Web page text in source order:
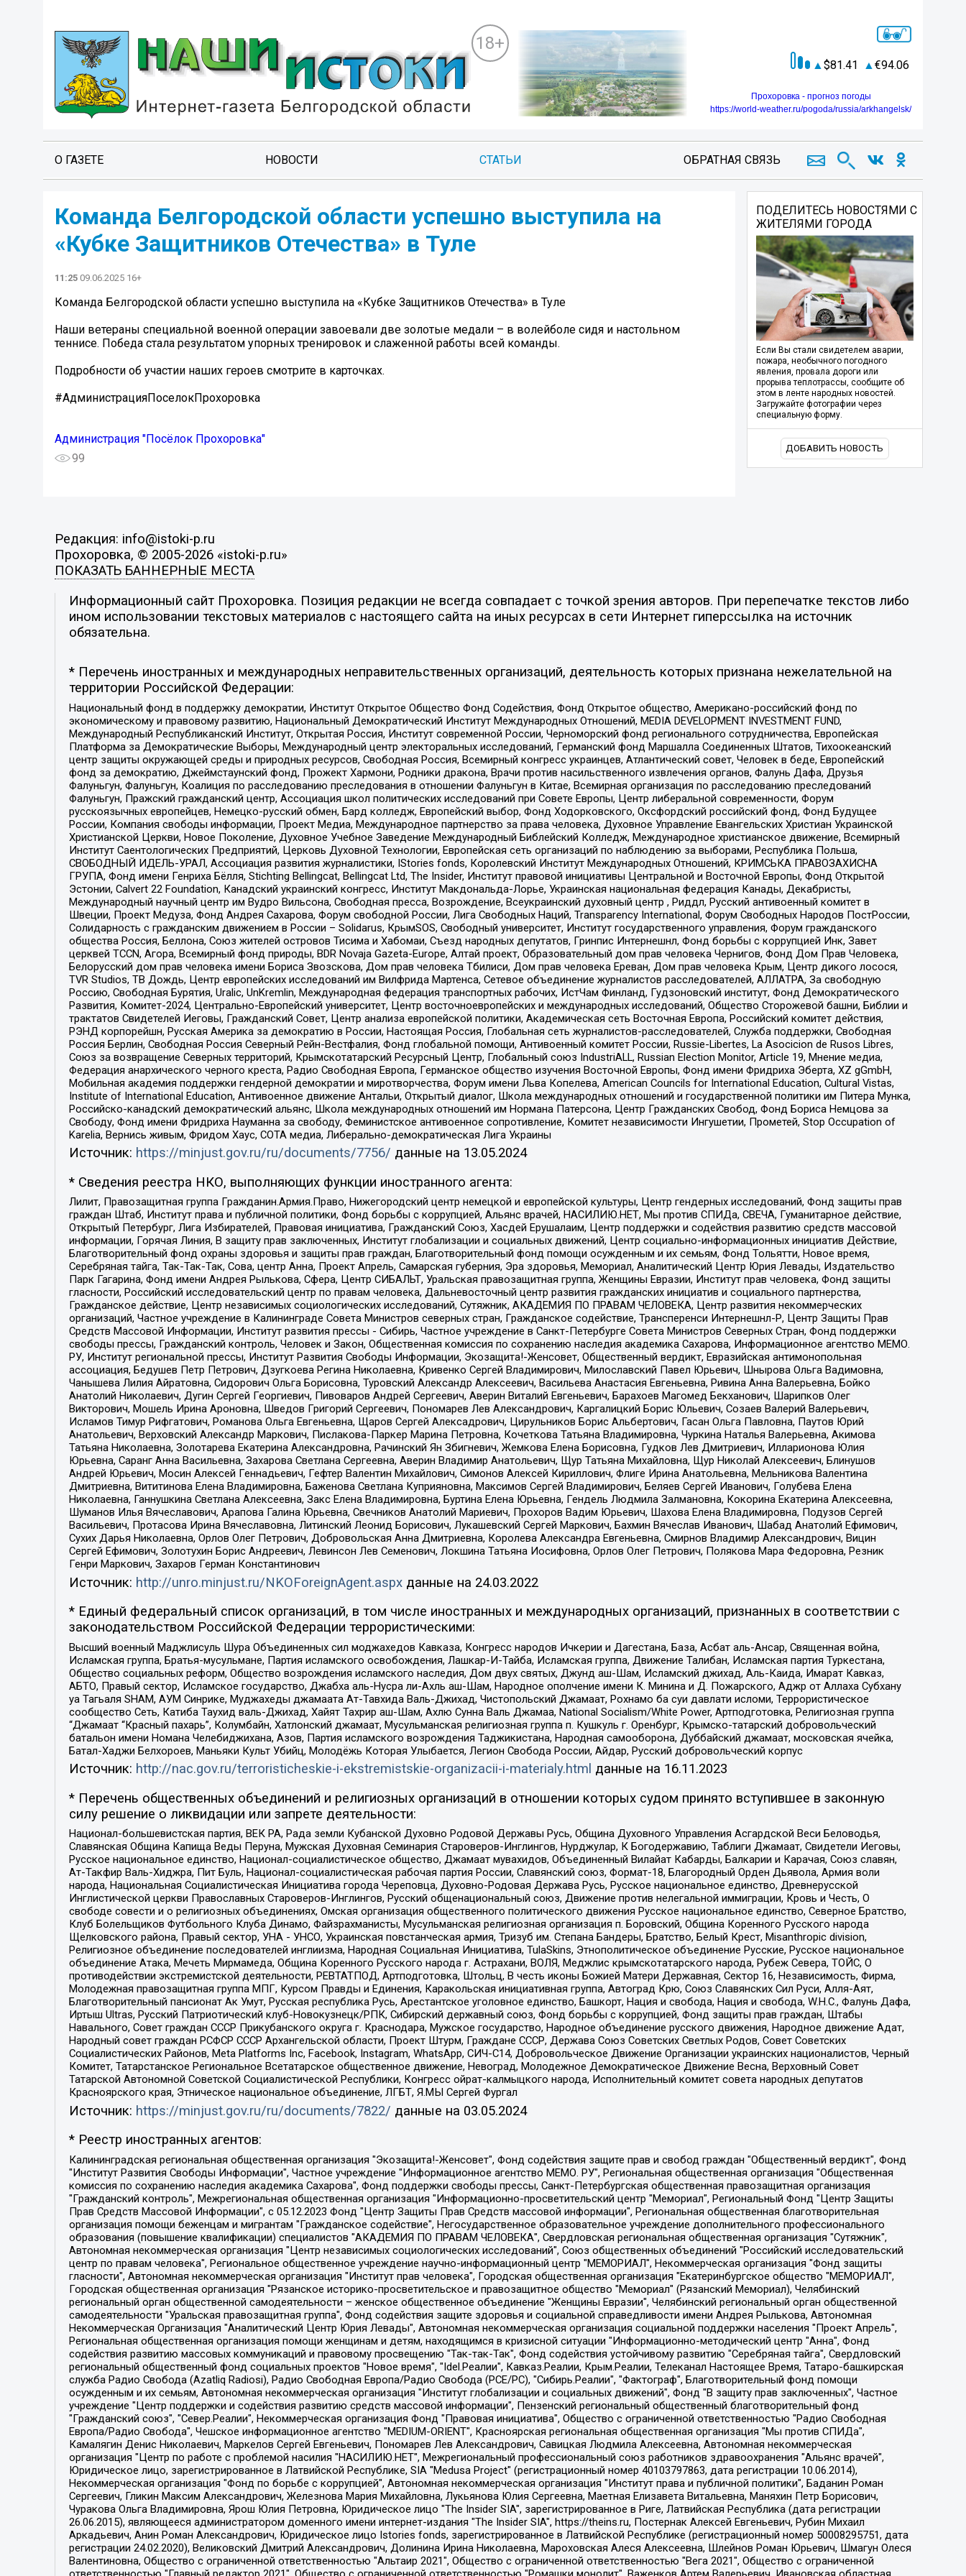
18+
81.41 94.06
Прохоровка - прогноз погоды
https://world-weather.ru/pogoda/russia/arkhangelsk/
О ГАЗЕТЕ НОВОСТИ СТАТЬИ ОБРАТНАЯ СВЯЗЬ
Команда Белгородской области успешно выступила на
«Кубке Защитников Отечества» в Туле
11:25 09.06.2025 16+
Команда Белгородской области успешно выступила на «Кубке Защитников Отечества» в Туле
Наши ветераны специальной военной операции завоевали две золотые медали – в волейболе сидя и настольном
теннисе. Победа стала результатом упорных тренировок и слаженной работы всей команды.
Подробности об участии наших героев смотрите в карточках.
#АдминистрацияПосeлокПрохоровка
Администрация "Посёлок Прохоровка"
99
ПОДЕЛИТЕСЬ НОВОСТЯМИ С
ЖИТЕЛЯМИ ГОРОДА
Если Вы стали свидетелем аварии,
пожара, необычного погодного
явления, провала дороги или
прорыва теплотрассы, сообщите об
этом в ленте народных новостей.
Загружайте фотографии через
специальную форму.
ДОБАВИТЬ НОВОСТЬ
Редакция: info@istoki-p.ru
Прохоровка, © 2005-2026 «istoki-p.ru»
ПОКАЗАТЬ БАННЕРНЫЕ МЕСТА
Информационный сайт Прохоровка. Позиция редакции не всегда совпадает с точкой зрения авторов. При перепечатке текстов либо
ином использовании текстовых материалов с настоящего сайта на иных ресурсах в сети Интернет гиперссылка на источник
обязательна.
* Перечень иностранных и международных неправительственных организаций, деятельность которых признана нежелательной на
территории Российской Федерации:
Национальный фонд в поддержку демократии, Институт Открытое Общество Фонд Содействия, Фонд Открытое общество, Американо-российский фонд по
экономическому и правовому развитию, Национальный Демократический Институт Международных Отношений, MEDIA DEVELOPMENT INVESTMENT FUND,
Международный Республиканский Институт, Открытая Россия, Институт современной России, Черноморский фонд регионального сотрудничества, Европейская
Платформа за Демократические Выборы, Международный центр электоральных исследований, Германский фонд Маршалла Соединенных Штатов, Тихоокеанский
центр защиты окружающей среды и природных ресурсов, Свободная Россия, Всемирный конгресс украинцев, Атлантический совет, Человек в беде, Европейский
фонд за демократию, Джеймстаунский фонд, Прожект Хармони, Родники дракона, Врачи против насильственного извлечения органов, Фалунь Дафа, Друзья
Фалуньгун, Фалуньгун, Коалиция по расследованию преследования в отношении Фалуньгун в Китае, Всемирная организация по расследованию преследований
Фалуньгун, Пражский гражданский центр, Ассоциация школ политических исследований при Совете Европы, Центр либеральной современности, Форум
русскоязычных европейцев, Немецко-русский обмен, Бард колледж, Европейский выбор, Фонд Ходорковского, Оксфордский российский фонд, Фонд Будущее
России, Компания свободы информации, Проект Медиа, Международное партнерство за права человека, Духовное Управление Евангельских Христиан Украинской
Христианской Церкви, Новое Поколение, Духовное Учебное Заведение Международный Библейский Колледж, Международное христианское движение, Всемирный
Институт Саентологических Предприятий, Церковь Духовной Технологии, Европейская сеть организаций по наблюдению за выборами, Республика Польша,
СВОБОДНЫЙ ИДЕЛЬ-УРАЛ, Ассоциация развития журналистики, IStories fonds, Королевский Институт Международных Отношений, КРИМСЬКА ПРАВОЗАХИСНА
ГРУПА, Фонд имени Генриха Бёлля, Stichting Bellingcat, Bellingcat Ltd, The Insider, Институт правовой инициативы Центральной и Восточной Европы, Фонд Открытой
Эстонии, Calvert 22 Foundation, Канадский украинский конгресс, Институт Макдональда-Лорье, Украинская национальная федерация Канады, Декабристы,
Международный научный центр им Вудро Вильсона, Свободная пресса, Возрождение, Всеукраинский духовный центр , Риддл, Русский антивоенный комитет в
Швеции, Проект Медуза, Фонд Андрея Сахарова, Форум свободной России, Лига Свободных Наций, Transparеncy International, Форум Свободных Народов ПостРоссии,
Солидарность с гражданским движением в России – Solidarus, КрымSOS, Свободный университет, Институт государственного управления, Форум гражданского
общества Россия, Беллона, Союз жителей островов Тисима и Хабомаи, Съезд народных депутатов, Гринпис Интернешнл, Фонд борьбы с коррупцией Инк, Завет
церквей TCCN, Агора, Всемирный фонд природы, BDR Novaja Gazeta-Europe, Алтай проект, Образовательный дом прав человека Чернигов, Фонд Дом Прав Человека,
Белорусский дом прав человека имени Бориса Звозскова, Дом прав человека Тбилиси, Дом прав человека Ереван, Дом прав человека Крым, Центр дикого лосося,
TVR Studios, ТВ Дождь, Центр европейских исследований им Вилфрида Мартенса, Сетевое объединение журналистов расследователей, АЛЛАТРА, За свободную
Россию, Свободная Бурятия, Uralic, UnKremlin, Международная федерация транспортных рабочих, ИстЧам Финланд, Гудзоновский институт, Фонд Демократического
Развития, Комитет-2024, Центрально-Европейский университет, Центр восточноевропейских и международных исследований, Общество Сторожевой башни, Библии и
трактатов Свидетелей Иеговы, Гражданский Совет, Центр анализа европейской политики, Академическая сеть Восточная Европа, Российский комитет действия,
РЭНД корпорейшн, Русская Америка за демократию в России, Настоящая Россия, Глобальная сеть журналистов-расследователей, Служба поддержки, Свободная
Россия Берлин, Свободная Россия Северный Рейн-Вестфалия, Фонд глобальной помощи, Антивоенный комитет России, Russie-Libertes, La Asocicion de Rusos Libres,
Союз за возвращение Северных территорий, Крымскотатарский Ресурсный Центр, Глобальный союз IndustriALL, Russian Election Monitor, Article 19, Мнение медиа,
Федерация анархического черного креста, Радио Свободная Европа, Германское общество изучения Восточной Европы, Фонд имени Фридриха Эберта, XZ gGmbH,
Мобильная академия поддержки гендерной демократии и миротворчества, Форум имени Льва Копелева, American Councils for International Education, Cultural Vistas,
Institute of International Education, Антивоенное движение Антальи, Открытый диалог, Школа международных отношений и государственной политики им Питера Мунка,
Российско-канадский демократический альянс, Школа международных отношений им Нормана Патерсона, Центр Гражданских Свобод, Фонд Бориса Немцова за
Свободу, Фонд имени Фридриха Науманна за свободу, Феминистское антивоенное сопротивление, Комитет независимости Ингушетии, Прометей, Stop Occupation of
Karelia, Вернись живым, Фридом Хаус, СОТА медиа, Либерально-демократическая Лига Украины
Источник: https://minjust.gov.ru/ru/documents/7756/ данные на 13.05.2024
* Сведения реестра НКО, выполняющих функции иностранного агента:
Лилит, Правозащитная группа Гражданин.Армия.Право, Нижегородский центр немецкой и европейской культуры, Центр гендерных исследований, Фонд защиты прав
граждан Штаб, Институт права и публичной политики, Фонд борьбы с коррупцией, Альянс врачей, НАСИЛИЮ.НЕТ, Мы против СПИДа, СВЕЧА, Гуманитарное действие,
Открытый Петербург, Лига Избирателей, Правовая инициатива, Гражданский Союз, Хасдей Ерушалаим, Центр поддержки и содействия развитию средств массовой
информации, Горячая Линия, В защиту прав заключенных, Институт глобализации и социальных движений, Центр социально-информационных инициатив Действие,
Благотворительный фонд охраны здоровья и защиты прав граждан, Благотворительный фонд помощи осужденным и их семьям, Фонд Тольятти, Новое время,
Серебряная тайга, Так-Так-Так, Сова, центр Анна, Проект Апрель, Самарская губерния, Эра здоровья, Мемориал, Аналитический Центр Юрия Левады, Издательство
Парк Гагарина, Фонд имени Андрея Рылькова, Сфера, Центр СИБАЛЬТ, Уральская правозащитная группа, Женщины Евразии, Институт прав человека, Фонд защиты
гласности, Российский исследовательский центр по правам человека, Дальневосточный центр развития гражданских инициатив и социального партнерства,
Гражданское действие, Центр независимых социологических исследований, Сутяжник, АКАДЕМИЯ ПО ПРАВАМ ЧЕЛОВЕКА, Центр развития некоммерческих
организаций, Частное учреждение в Калининграде Совета Министров северных стран, Гражданское содействие, Трансперенси Интернешнл-Р, Центр Защиты Прав
Средств Массовой Информации, Институт развития прессы - Сибирь, Частное учреждение в Санкт-Петербурге Совета Министров Северных Стран, Фонд поддержки
свободы прессы, Гражданский контроль, Человек и Закон, Общественная комиссия по сохранению наследия академика Сахарова, Информационное агентство МЕМО.
РУ, Институт региональной прессы, Институт Развития Свободы Информации, Экозащита!-Женсовет, Общественный вердикт, Евразийская антимонопольная
ассоциация, Бедушев Петр Петрович, Дзугкоева Регина Николаевна, Кривенко Сергей Владимирович, Милославский Павел Юрьевич, Шнырова Ольга Вадимовна,
Чанышева Лилия Айратовна, Сидорович Ольга Борисовна, Туровский Александр Алексеевич, Васильева Анастасия Евгеньевна, Ривина Анна Валерьевна, Бойко
Анатолий Николаевич, Дугин Сергей Георгиевич, Пивоваров Андрей Сергеевич, Аверин Виталий Евгеньевич, Барахоев Магомед Бекханович, Шарипков Олег
Викторович, Мошель Ирина Ароновна, Шведов Григорий Сергеевич, Пономарев Лев Александрович, Каргалицкий Борис Юльевич, Созаев Валерий Валерьевич,
Исламов Тимур Рифгатович, Романова Ольга Евгеньевна, Щаров Сергей Алексадрович, Цирульников Борис Альбертович, Гасан Ольга Павловна, Паутов Юрий
Анатольевич, Верховский Александр Маркович, Пислакова-Паркер Марина Петровна, Кочеткова Татьяна Владимировна, Чуркина Наталья Валерьевна, Акимова
Татьяна Николаевна, Золотарева Екатерина Александровна, Рачинский Ян Збигневич, Жемкова Елена Борисовна, Гудков Лев Дмитриевич, Илларионова Юлия
Юрьевна, Саранг Анна Васильевна, Захарова Светлана Сергеевна, Аверин Владимир Анатольевич, Щур Татьяна Михайловна, Щур Николай Алексеевич, Блинушов
Андрей Юрьевич, Мосин Алексей Геннадьевич, Гефтер Валентин Михайлович, Симонов Алексей Кириллович, Флиге Ирина Анатольевна, Мельникова Валентина
Дмитриевна, Вититинова Елена Владимировна, Баженова Светлана Куприяновна, Максимов Сергей Владимирович, Беляев Сергей Иванович, Голубева Елена
Николаевна, Ганнушкина Светлана Алексеевна, Закс Елена Владимировна, Буртина Елена Юрьевна, Гендель Людмила Залмановна, Кокорина Екатерина Алексеевна,
Шуманов Илья Вячеславович, Арапова Галина Юрьевна, Свечников Анатолий Мариевич, Прохоров Вадим Юрьевич, Шахова Елена Владимировна, Подузов Сергей
Васильевич, Протасова Ирина Вячеславовна, Литинский Леонид Борисович, Лукашевский Сергей Маркович, Бахмин Вячеслав Иванович, Шабад Анатолий Ефимович,
Сухих Дарья Николаевна, Орлов Олег Петрович, Добровольская Анна Дмитриевна, Королева Александра Евгеньевна, Смирнов Владимир Александрович, Вицин
Сергей Ефимович, Золотухин Борис Андреевич, Левинсон Лев Семенович, Локшина Татьяна Иосифовна, Орлов Олег Петрович, Полякова Мара Федоровна, Резник
Генри Маркович, Захаров Герман Константинович
Источник: http://unro.minjust.ru/NKOForeignAgent.aspxданные на 24.03.2022
* Единый федеральный список организаций, в том числе иностранных и международных организаций, признанных в соответствии с
законодательством Российской Федерации террористическими:
Высший военный Маджлисуль Шура Объединенных сил моджахедов Кавказа, Конгресс народов Ичкерии и Дагестана, База, Асбат аль-Ансар, Священная война,
Исламская группа, Братья-мусульмане, Партия исламского освобождения, Лашкар-И-Тайба, Исламская группа, Движение Талибан, Исламская партия Туркестана,
Общество социальных реформ, Общество возрождения исламского наследия, Дом двух святых, Джунд аш-Шам, Исламский джихад, Аль-Каида, Имарат Кавказ,
АБТО, Правый сектор, Исламское государство, Джабха аль-Нусра ли-Ахль аш-Шам, Народное ополчение имени К. Минина и Д. Пожарского, Аджр от Аллаха Субхану
уа Тагьаля SHAM, АУМ Синрике, Муджахеды джамаата Ат-Тавхида Валь-Джихад, Чистопольский Джамаат, Рохнамо ба суи давлати исломи, Террористическое
сообщество Сеть, Катиба Таухид валь-Джихад, Хайят Тахрир аш-Шам, Ахлю Сунна Валь Джамаа, National Socialism/White Power, Артподготовка, Религиозная группа
“Джамаат “Красный пахарь”, Колумбайн, Хатлонский джамаат, Мусульманская религиозная группа п. Кушкуль г. Оренбург, Крымско-татарский добровольческий
батальон имени Номана Челебиджихана, Азов, Партия исламского возрождения Таджикистана, Народная самооборона, Дуббайский джамаат, московская ячейка,
Батал-Хаджи Белхороев, Маньяки Культ Убийц, Молодёжь Которая Улыбается, Легион Свобода России, Айдар, Русский добровольческий корпус
Источник: http://nac.gov.ru/terroristicheskie-i-ekstremistskie-organizacii-i-materialy.html данные на 16.11.2023
* Перечень общественных объединений и религиозных организаций в отношении которых судом принято вступившее в законную
силу решение о ликвидации или запрете деятельности:
Национал-большевистская партия, ВЕК РА, Рада земли Кубанской Духовно Родовой Державы Русь, Община Духовного Управления Асгардской Веси Беловодья,
Славянская Община Капища Веды Перуна, Мужская Духовная Семинария Староверов-Инглингов, Нурджулар, К Богодержавию, Таблиги Джамаат, Свидетели Иеговы,
Русское национальное единство, Национал-социалистическое общество, Джамаат мувахидов, Объединенный Вилайат Кабарды, Балкарии и Карачая, Союз славян,
Ат-Такфир Валь-Хиджра, Пит Буль, Национал-социалистическая рабочая партия России, Славянский союз, Формат-18, Благородный Орден Дьявола, Армия воли
народа, Национальная Социалистическая Инициатива города Череповца, Духовно-Родовая Держава Русь, Русское национальное единство, Древнерусской
Инглистической церкви Православных Староверов-Инглингов, Русский общенациональный союз, Движение против нелегальной иммиграции, Кровь и Честь, О
свободе совести и о религиозных объединениях, Омская организация общественного политического движения Русское национальное единство, Северное Братство,
Клуб Болельщиков Футбольного Клуба Динамо, Файзрахманисты, Мусульманская религиозная организация п. Боровский, Община Коренного Русского народа
Щелковского района, Правый сектор, УНА - УНСО, Украинская повстанческая армия, Тризуб им. Степана Бандеры, Братство, Белый Крест, Misanthropic division,
Религиозное объединение последователей инглиизма, Народная Социальная Инициатива, TulaSkins, Этнополитическое объединение Русские, Русское национальное
объединение Атака, Мечеть Мирмамеда, Община Коренного Русского народа г. Астрахани, ВОЛЯ, Меджлис крымскотатарского народа, Рубеж Севера, ТОЙС, О
противодействии экстремистской деятельности, РЕВТАТПОД, Артподготовка, Штольц, В честь иконы Божией Матери Державная, Сектор 16, Независимость, Фирма,
Молодежная правозащитная группа МПГ, Курсом Правды и Единения, Каракольская инициативная группа, Автоград Крю, Союз Славянских Сил Руси, Алля-Аят,
Благотворительный пансионат Ак Умут, Русская республика Русь, Арестантское уголовное единство, Башкорт, Нация и свобода, Нация и свобода, W.H.С., Фалунь Дафа,
Иртыш Ultras, Русский Патриотический клуб-Новокузнецк/РПК, Сибирский державный союз, Фонд борьбы с коррупцией, Фонд защиты прав граждан, Штабы
Навального, Совет граждан СССР Прикубанского округа г. Краснодара, Мужское государство, Народное объединение русского движения, Народное движение Адат,
Народный совет граждан РСФСР СССР Архангельской области, Проект Штурм, Граждане СССР, Держава Союз Советских Светлых Родов, Совет Советских
Социалистических Районов, Meta Platforms Inc, Facebook, Instagram, WhatsApp, СИЧ-С14, Добровольческое Движение Организации украинских националистов, Черный
Комитет, Татарстанское Региональное Всетатарское общественное движение, Невоград, Молодежное Демократическое Движение Весна, Верховный Совет
Татарской Автономной Советской Социалистической Республики, Конгресс ойрат-калмыцкого народа, Исполнительный комитет совета народных депутатов
Красноярского края, Этническое национальное объединение, ЛГБТ, Я.МЫ Сергей Фургал
Источник: https://minjust.gov.ru/ru/documents/7822/ данные на 03.05.2024
* Реестр иностранных агентов:
Калининградская региональная общественная организация "Экозащита!-Женсовет", Фонд содействия защите прав и свобод граждан "Общественный вердикт", Фонд "Институт Развития Свободы Информации", Частное учреждение "Информационное агентство МЕМО. РУ", Региональная общественная организация "Общественная комиссия по сохранению наследия академика Сахарова", Фонд поддержки свободы прессы, Санкт-Петербургская общественная правозащитная организация "Гражданский контроль", Межрегиональная общественная организация "Информационно-просветительский центр "Мемориал", Региональный Фонд "Центр Защиты Прав Средств Массовой Информации", с 05.12.2023 Фонд "Центр Защиты Прав Средств массовой информации", Региональная общественная благотворительная организация помощи беженцам и мигрантам "Гражданское содействие", Негосударственное образовательное учреждение дополнительного профессионального образования (повышение квалификации) специалистов "АКАДЕМИЯ ПО ПРАВАМ ЧЕЛОВЕКА", Свердловская региональная общественная организация "Сутяжник", Автономная некоммерческая организация "Центр независимых социологических исследований", Союз общественных объединений "Российский исследовательский центр по правам человека", Региональное общественное учреждение научно-информационный центр "МЕМОРИАЛ", Некоммерческая организация "Фонд защиты гласности", Автономная некоммерческая организация "Институт прав человека", Городская общественная организация "Екатеринбургское общество "МЕМОРИАЛ", Городская общественная организация "Рязанское историко-просветительское и правозащитное общество "Мемориал" (Рязанский Мемориал), Челябинский региональный орган общественной самодеятельности – женское общественное объединение "Женщины Евразии", Челябинский региональный орган общественной самодеятельности "Уральская правозащитная группа", Фонд содействия защите здоровья и социальной справедливости имени Андрея Рылькова, Автономная Некоммерческая Организация "Аналитический Центр Юрия Левады", Автономная некоммерческая организация социальной поддержки населения "Проект Апрель", Региональная общественная организация помощи женщинам и детям, находящимся в кризисной ситуации "Информационно-методический центр "Анна", Фонд содействия развитию массовых коммуникаций и правовому просвещению "Так-так-Так", Фонд содействия устойчивому развитию "Серебряная тайга", Свердловский региональный общественный фонд социальных проектов "Новое время", "Idel.Реалии", Кавказ.Реалии, Крым.Реалии, Телеканал Настоящее Время, Татаро-башкирская служба Радио Свобода (Azatliq Radiosi), Радио Свободная Европа/Радио Свобода (PCE/PC), "Сибирь.Реалии", "Фактограф", Благотворительный фонд помощи осужденным и их семьям, Автономная некоммерческая организация "Институт глобализации и социальных движений", Фонд "В защиту прав заключенных", Частное учреждение "Центр поддержки и содействия развитию средств массовой информации", Пензенский региональный общественный благотворительный фонд "Гражданский союз", "Север.Реалии", Некоммерческая организация Фонд "Правовая инициатива", Общество с ограниченной ответственностью "Радио Свободная Европа/Радио Свобода", Чешское информационное агентство "MEDIUM-ORIENT", Красноярская региональная общественная организация "Мы против СПИДа", Камалягин Денис Николаевич, Маркелов Сергей Евгеньевич, Пономарев Лев Александрович, Савицкая Людмила Алексеевна, Автономная некоммерческая организация "Центр по работе с проблемой насилия "НАСИЛИЮ.НЕТ", Межрегиональный профессиональный союз работников здравоохранения "Альянс врачей", Юридическое лицо, зарегистрированное в Латвийской Республике, SIA "Medusa Project" (регистрационный номер 40103797863, дата регистрации 10.06.2014), Некоммерческая организация "Фонд по борьбе с коррупцией", Автономная некоммерческая организация "Институт права и публичной политики", Баданин Роман Сергеевич, Гликин Максим Александрович, Железнова Мария Михайловна, Лукьянова Юлия Сергеевна, Маетная Елизавета Витальевна, Маняхин Петр Борисович, Чуракова Ольга Владимировна, Ярош Юлия Петровна, Юридическое лицо "The Insider SIA", зарегистрированное в Риге, Латвийская Республика (дата регистрации 26.06.2015), являющееся администратором доменного имени интернет-издания "The Insider SIA", https://theins.ru, Постернак Алексей Евгеньевич, Рубин Михаил Аркадьевич, Анин Роман Александрович, Юридическое лицо Istories fonds, зарегистрированное в Латвийской Республике (регистрационный номер 50008295751, дата регистрации 24.02.2020), Великовский Дмитрий Александрович, Долинина Ирина Николаевна, Мароховская Алеся Алексеевна, Шлейнов Роман Юрьевич, Шмагун Олеся Валентиновна, Общество с ограниченной ответственностью "Альтаир 2021", Общество с ограниченной ответственностью "Вега 2021", Общество с ограниченной ответственностью "Главный редактор 2021", Общество с ограниченной ответственностью "Ромашки монолит", Важенков Артем Валерьевич, Ивановская областная общественная организация "Центр гендерных исследований", Гурман Юрий Альбертович, Медиапроект "ОВД-Инфо", Егоров Владимир Владимирович, Жилинский Владимир Александрович, Общество с ограниченной ответственностью "ЗП", Иванова София Юрьевна, Карезина Инна Павловна, Кильтау Екатерина Викторовна, Петров Алексей Викторович, Пискунов Сергей Евгеньевич, Смирнов Сергей Сергеевич, Тихонов Михаил Сергеевич, Общество с ограниченной ответственностью "ЖУРНАЛИСТ-ИНОСТРАННЫЙ АГЕНТ", Арапова Галина Юрьевна, Вольтская Татьяна Анатольевна, Американская компания "Mason G.E.S. Anonymous Foundation" (США), являющаяся владельцем интернет-издания https://mnews.world/, Компания "Stichting Bellingcat", зарегистрированная в Нидерландах (дата регистрации 11.07.2018), Захаров Андрей Вячеславович, Клепиковская Екатерина Дмитриевна, Общество с ограниченной ответственностью "МЕМО", Перл Роман Александрович, Симонов Евгений Алексеевич, Соловьева Елена Анатольевна, Сотников Даниил Владимирович, Сурначева Елизавета Дмитриевна, Автономная некоммерческая организация по защите прав человека и информированию населения "Якутия – Наше Мнение", Общество с ограниченной ответственностью "Москоу диджитал медиа", с 26.01.2023 Общество с ограниченной ответственностью "Чайка Белые сады", Ветошкина Валерия Валерьевна, Заговора Максим Александрович, Межрегиональное общественное движение "Российская ЛГБТ - сеть", Оленичев Максим Владимирович, Павлов Иван Юрьевич, Скворцова Елена Сергеевна, Общество с ограниченной ответственностью "Как бы инагент", Кочетков Игорь Викторович, Общество с ограниченной ответственностью "Честные выборы", Еланчик Олег Александрович, Общество с ограниченной ответственностью "Нобелевский призыв", Гималова Регина Эмилевна, Григорьев Андрей Валерьевич, Григорьева Алина Александровна, Ассоциация по содействию защите прав призывников, альтернативнослужащих и военнослужащих "Правозащитная группа "Гражданин.Армия.Право", Хисамова Регина Фаритовна, Автономная некоммерческая организация по реализации социально-правовых программ "Лилит", Дальневосточное общественное движение "Маяк", Санкт-Петербургская ЛГБТ-инициативная группа "Выход", Инициативная группа ЛГБТ+ "Реверс", Алексеев Андрей Викторович, Бекбулатова Таисия Львовна, Беляев Иван Михайлович, Владыкина Елена Сергеевна, Гельман Марат Александрович, Никульшина Вероника Юрьевна, Толоконникова Надежда Андреевна, Шендерович Виктор Анатольевич, Общество с ограниченной ответственностью "Данное сообщение", Общество с ограниченной ответственностью Издательский дом "Новая глава", Айнбиндер Александра Александровна, Московский комьюнити-центр для ЛГБТ+инициатив, Благотворительный фонд развития филантропии, Deutsche Welle (Германия, Kurt-Schumacher-Strasse 3, 53113 Bonn), Борзунова Мария Михайловна, Воробьев Виктор Викторович, Голубева Анна Львовна, Константинова Алла Михайловна, Малкова Ирина Владимировна, Мурадов Мурад Абдулгалимович, Осетинская Елизавета Николаевна, Понасенков Евгений Николаевич, Ганапольский Матвей Юрьевич, Киселев Евгений Алексеевич, Борухович Ирина Григорьевна, Дремин Иван Тимофеевич, Дубровский Дмитрий Викторович, Красноярская региональная общественная организация поддержки и развития альтернативных образовательных технологий и межкультурных коммуникаций "ИНТЕРРА", Маяковская Екатерина Алексеевна, Фейгин Марк Захарович, Филимонов Андрей Викторович, Дзугкоева Регина Николаевна, Доброхотов Роман Александрович, Дудь Юрий Александрович, Елкин Сергей Владимирович, Кругликов Кирилл Игоревич, Сабунаева Мария Леонидовна, Семенов Алексей Владимирович, Шаинян Карен Багратович, Шульман Екатерина Михайловна, Асафьев Артур Валерьевич, Вахштайн Виктор Семенович, Венедиктов Алексей Алексеевич, Лушникова Екатерина Евгеньевна, Волков Леонид Михайлович, Невзоров Александр Глебович, Пархоменко Сергей Борисович, Сироткин Ярослав Николаевич, Кара-Мурза Владимир Владимирович, Баранова Наталья Владимировна, Гозман Леонид Яковлевич, Кагарлицкий Борис Юльевич, Климарев Михаил Валерьевич, Милов Владимир Станиславович, Автономная некоммерческая организация Краснодарский центр современного искусства "Типография", Моргенштерн Алишер Тагирович, Соболь Любовь Эдуардовна, Общество с ограниченной ответственностью "ЛИЗА НОРМ", Каспаров Гарри Кимович, Ходорковский Михаил Борисович, Общество с ограниченной ответственностью "Апрельские тезисы", Данилович Ирина Брониславовна, Кашин Олег Владимирович, Петров Николай Владимирович, Пивоваров Алексей Владимирович, Соколов Михаил Владимирович, Цветкова Юлия Владимировна, Чичваркин Евгений Александрович, Комитет против пыток/Команда против пыток, Общество с ограниченной ответственностью "Первый научный", Общество с ограниченной ответственностью "Вертолет и ко", Белоцерковская Вероника Борисовна, Кац Максим Евгеньевич, Лазарева Татьяна Юрьевна, Шаведдинов Руслан Табризович, Яшин Илья Валерьевич, Общество с ограниченной ответственностью "Иноагент ААВ", Алешковский Дмитрий Петрович, Альбац Евгения Марковна, Быков Дмитрий Львович, Галямина Юлия Евгеньевна, Лойко Сергей Леонидович, Мартынов Кирилл Константинович, Медведев Сергей Александрович, Крашенинников Федор Геннадиевич, Гордеева Катерина Вл